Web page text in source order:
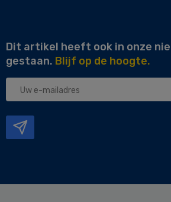
Dit artikel heeft ook in onze
gestaan. Blijf op de hoogte.
Uw